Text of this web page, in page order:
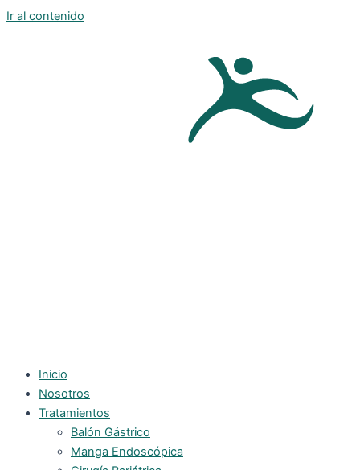
Ir al contenido
Inicio
Nosotros
Tratamientos
Balón Gástrico
Manga Endoscópica